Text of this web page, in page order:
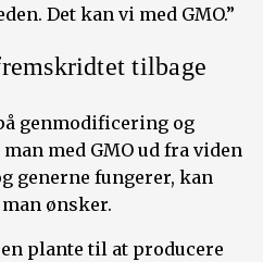
Det kan vi med GMO.”
tilbage
genmodificering og
med GMO ud fra viden
generne fungerer, kan
ønsker.
plante til at producere